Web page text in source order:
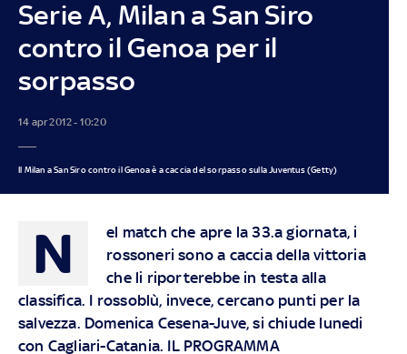
Serie A, Milan a San Siro
contro il Genoa per il
sorpasso
14 apr 2012 - 10:20
Il Milan a San Siro contro il Genoa è a caccia del sorpasso sulla Juventus (Getty)
N
el match che apre la 33.a giornata, i
rossoneri sono a caccia della vittoria
che li riporterebbe in testa alla
classifica. I rossoblù, invece, cercano punti per la
salvezza. Domenica Cesena-Juve, si chiude lunedi
con Cagliari-Catania. IL PROGRAMMA